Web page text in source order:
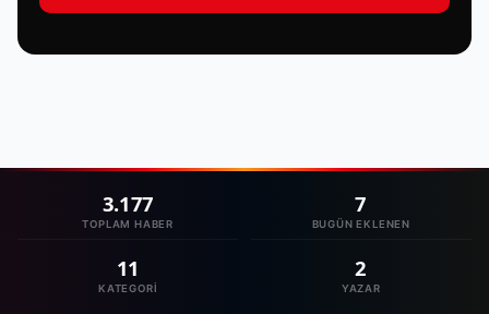
3.177
TOPLAM HABER
7
BUGÜN EKLENEN
11
KATEGORI
2
YAZAR